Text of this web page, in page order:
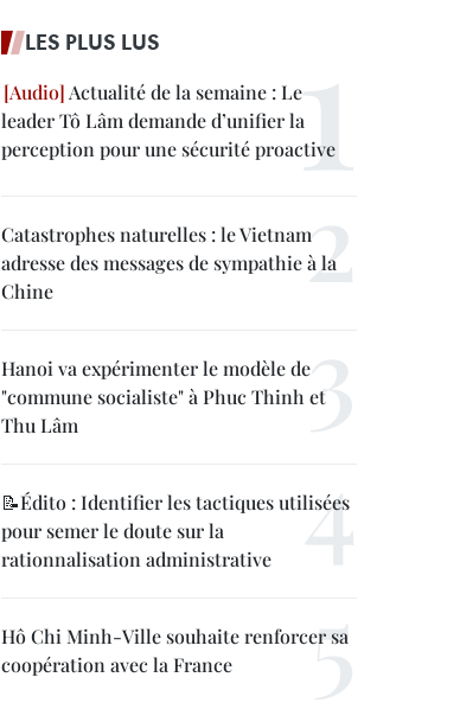
LES PLUS LUS
Actualité de la semaine : Le
leader Tô Lâm demande d’unifier la
perception pour une sécurité proactive
Catastrophes naturelles : le Vietnam
adresse des messages de sympathie à la
Chine
Hanoi va expérimenter le modèle de
"commune socialiste" à Phuc Thinh et
Thu Lâm
📝Édito : Identifier les tactiques utilisées
pour semer le doute sur la
rationnalisation administrative
Hô Chi Minh-Ville souhaite renforcer sa
coopération avec la France